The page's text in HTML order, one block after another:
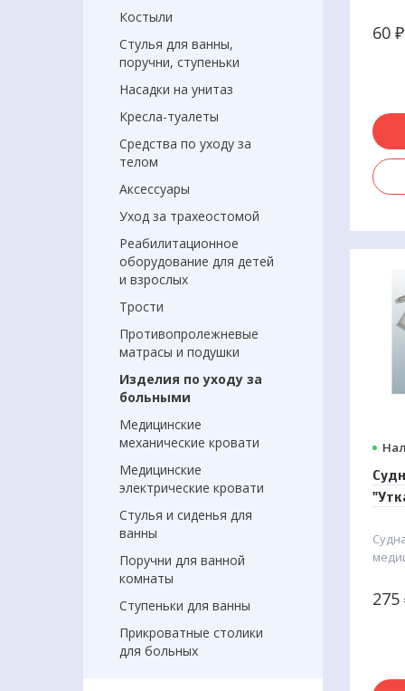
Костыли
Стулья для ванны,
поручни, ступеньки
Насадки на унитаз
Кресла-туалеты
Средства по уходу за
телом
Аксессуары
Уход за трахеостомой
Реабилитационное
оборудование для детей
и взрослых
Трости
Противопролежневые
матрасы и подушки
Изделия по уходу за
больными
Медицинские
механические кровати
Медицинские
электрические кровати
Стулья и сиденья для
ванны
Поручни для ванной
комнаты
Ступеньки для ванны
Прикроватные столики
для больных
кожи.
60 ₽
275